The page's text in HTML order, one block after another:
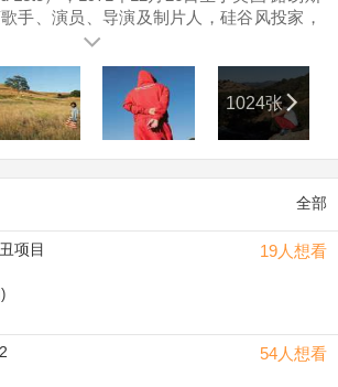
手、演员、导演及制片人，硅谷风投家，
，攀岩爱好者，摇滚乐队 30 Seconds To
德·莱托在电视剧集《Camp Wilder》中首
1994年，在电视剧《 我所谓的生活 》获得
从电视荧幕转向大银幕，配角出演首部电
大卫·芬奇 执导的电影《 搏击俱乐部 》。
美国精神病人 》和《 梦之安魂曲 》。
演传记电影《 第27章 》中马克·大卫·查普
瑞德·莱托减重30磅出演《达拉斯买家俱乐
的同性恋艾滋患者。2014年凭《 达拉斯买
获得第71届 金球奖 剧情类最佳男配角奖和
男配角。2021年，主演电影《 古驰家族
1024张
全部
19人想看
项目
54人想看